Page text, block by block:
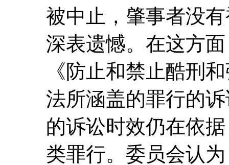
被中止，肇事者没
深表遗憾。在这方
《防止和禁止酷刑
法所涵盖的罪行的
的诉讼时效仍在依
类罪行。委员会认